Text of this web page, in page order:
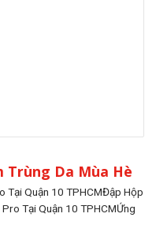
Trùng Da Mùa Hè
Tại Quận 10 TPHCMĐập Hộp
Tại Quận 10 TPHCMỨng